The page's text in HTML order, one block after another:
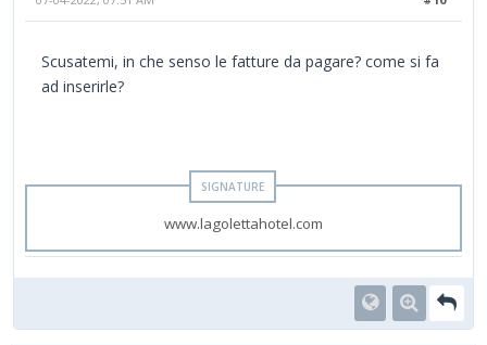
Scusatemi, in che senso le fatture da pagare? come si fa
ad inserirle?
www.lagolettahotel.com